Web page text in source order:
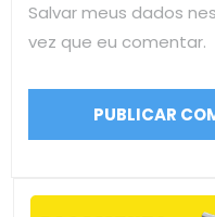
Salvar meus dados
vez que eu comentar.